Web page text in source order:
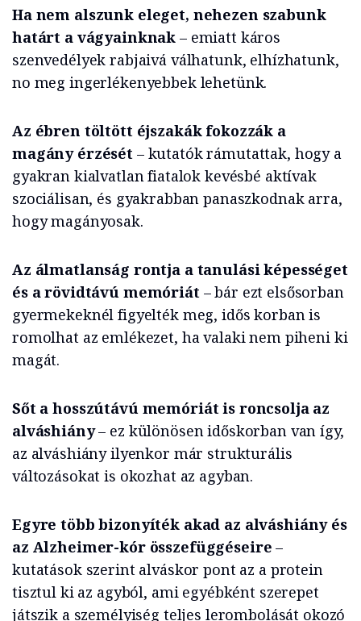
Ha nem alszunk eleget, nehezen szabunk
határt a vágyainknak – emiatt káros
szenvedélyek rabjaivá válhatunk, elhízhatunk,
no meg ingerlékenyebbek lehetünk.
Az ébren töltött éjszakák fokozzák a
magány érzését– kutatók rámutattak, hogy a
gyakran kialvatlan fiatalok kevésbé aktívak
szociálisan, és gyakrabban panaszkodnak arra,
hogy magányosak.
Az álmatlanság rontja a tanulási képességet
és a rövidtávú memóriát– bár ezt elsősorban
gyermekeknél figyelték meg, idős korban is
romolhat az emlékezet, ha valaki nem piheni ki
magát.
Sőt a hosszútávú memóriát is roncsolja az
alváshiány– ez különösen időskorban van így,
az alváshiány ilyenkor már strukturális
változásokat is okozhat az agyban.
Egyre több bizonyíték akad az alváshiány és
az Alzheimer-kór összefüggéseire –
kutatások szerint alváskor pont az a protein
tisztul ki az agyból, ami egyébként szerepet
játszik a személyiség teljes lerombolását okozó